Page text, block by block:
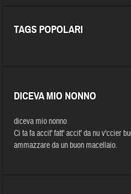
TAGS POPOLARI
DICEVA MIO NONNO
diceva mio nonno
Ci ta fa accit' fatt' accit' da nu v'ccier
ammazzare da un buon macellaio.